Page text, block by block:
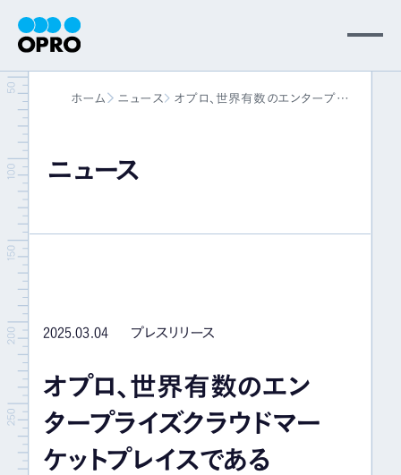
会社情報
事業内容
ニュース
パートナー
サポート
イベント＆セミナー
ホーム ニュース
オプロ、世界有数のエンタープラ
ニュース
2025.03.04 プレスリリース
オプロ、世界有数のエン
タープライズクラウドマー
ケットプレイスである